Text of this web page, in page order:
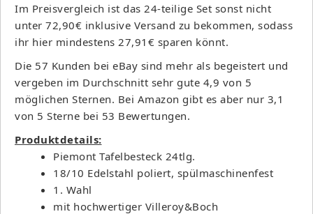
Im Preisvergleich ist das 24-teilige Set sonst nicht
unter 72,90€ inklusive Versand zu bekommen, sodass
ihr hier mindestens 27,91€ sparen könnt.
Die 57 Kunden bei eBay sind mehr als begeistert und
vergeben im Durchschnitt sehr gute 4,9 von 5
möglichen Sternen. Bei Amazon gibt es aber nur 3,1
von 5 Sterne bei 53 Bewertungen.
Produktdetails:
Piemont Tafelbesteck 24tlg.
18/10 Edelstahl poliert, spülmaschinenfest
1. Wahl
mit hochwertiger Villeroy&Boch